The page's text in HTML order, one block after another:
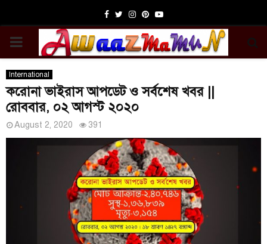
Facebook
TwitterInstagram
Pinterest
Youtube
PRIMARY
MENU
International
করোনা ভাইরাস আপডেট ও সর্বশেষ খবর ||
রোববার, ০২ আগস্ট ২০২০
August 2, 2020 391